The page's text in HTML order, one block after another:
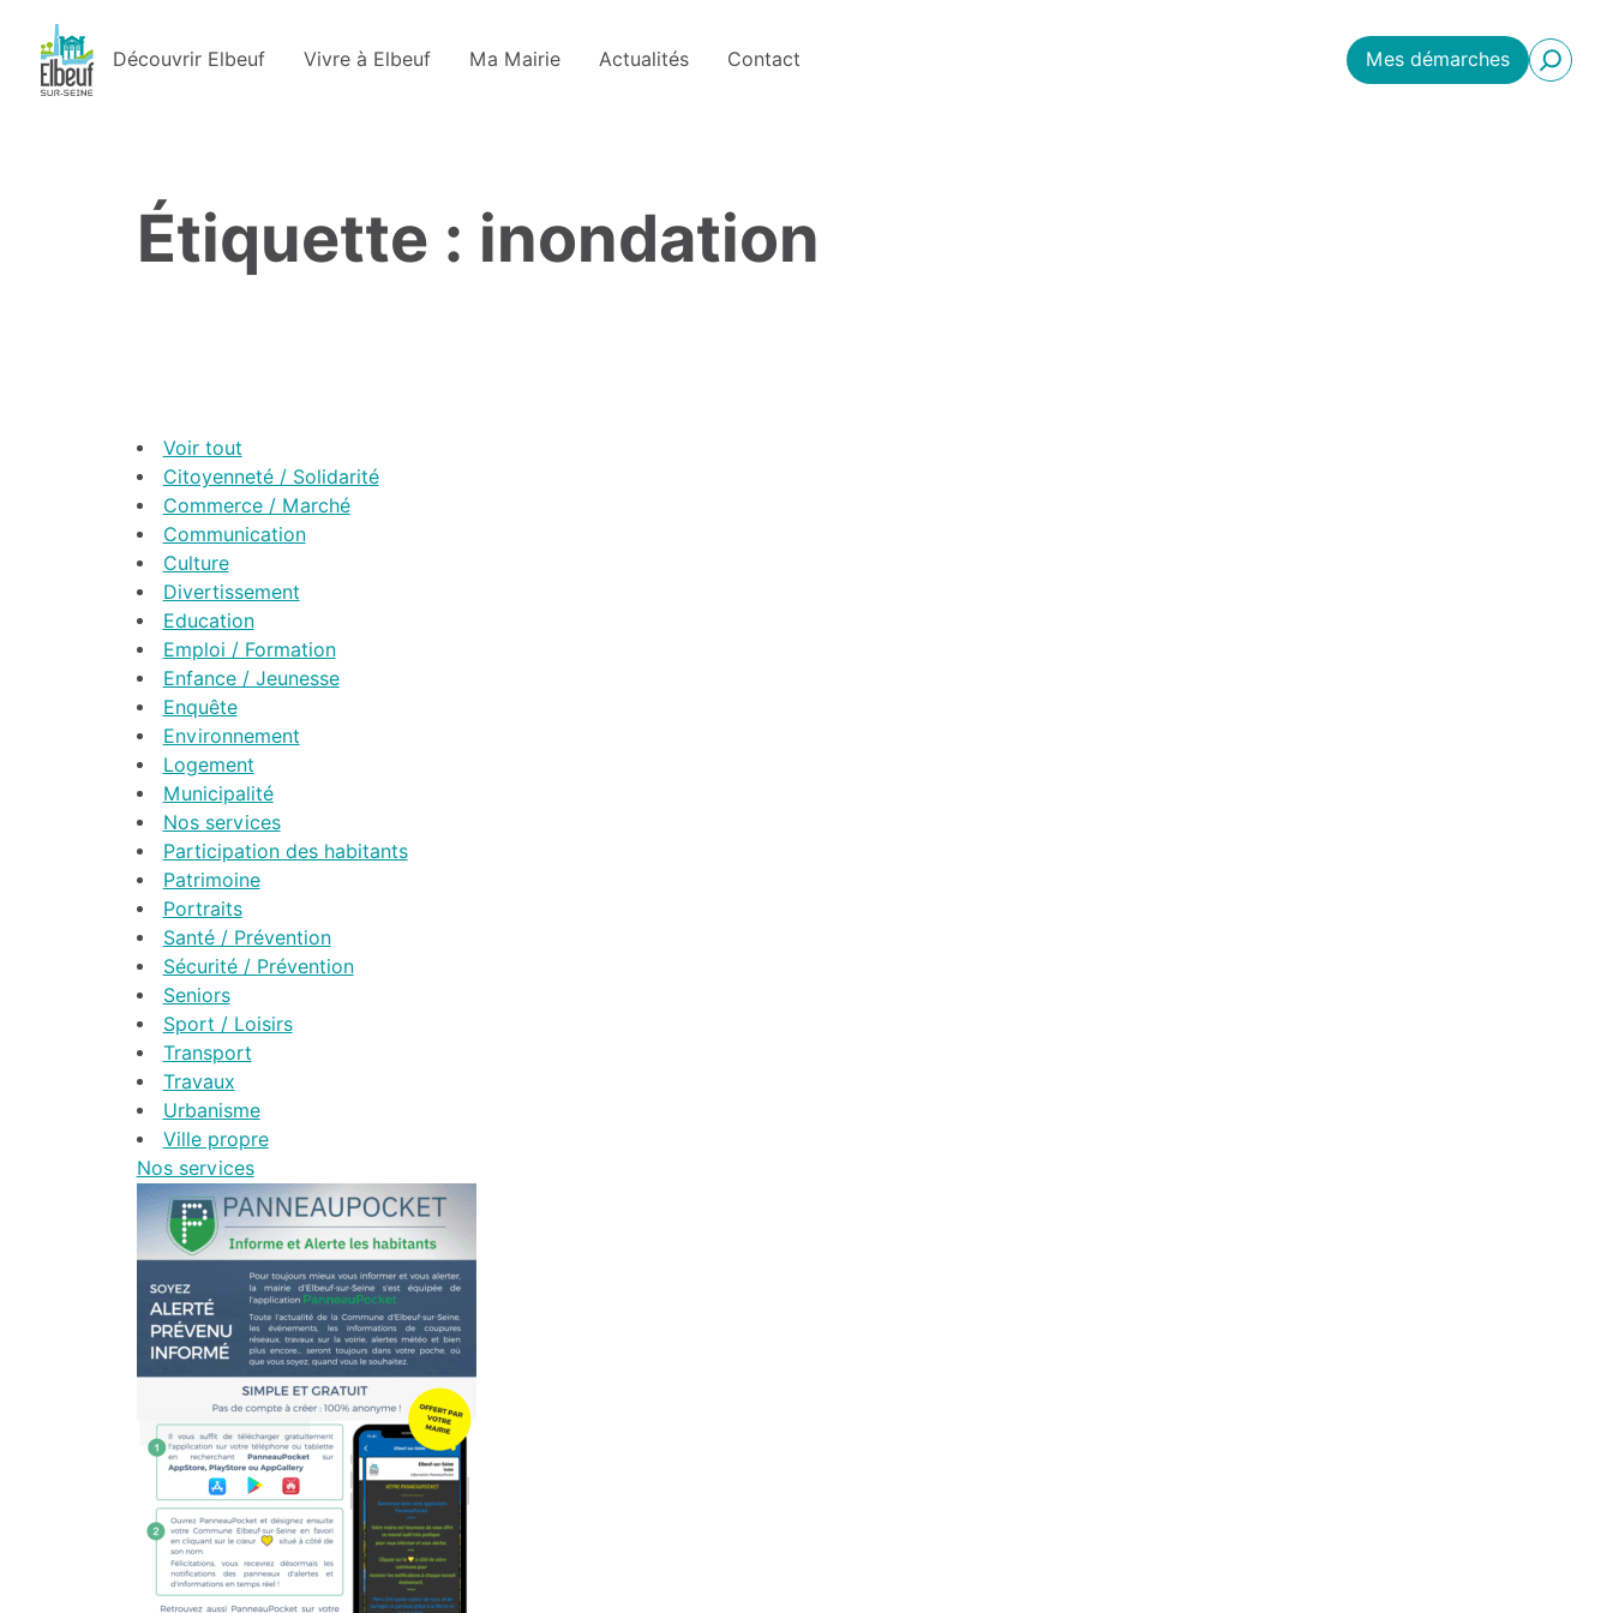
Découvrir Elbeuf Vivre à Elbeuf Ma Mairie Actualités Contact Mes démarches
Étiquette : inondation
Voir tout
Citoyenneté / Solidarité
Commerce / Marché
Communication
Culture
Divertissement
Education
Emploi / Formation
Enfance / Jeunesse
Enquête
Environnement
Logement
Municipalité
Nos services
Participation des habitants
Patrimoine
Portraits
Santé / Prévention
Sécurité / Prévention
Seniors
Sport / Loisirs
Transport
Travaux
Urbanisme
Ville propre
Nos services